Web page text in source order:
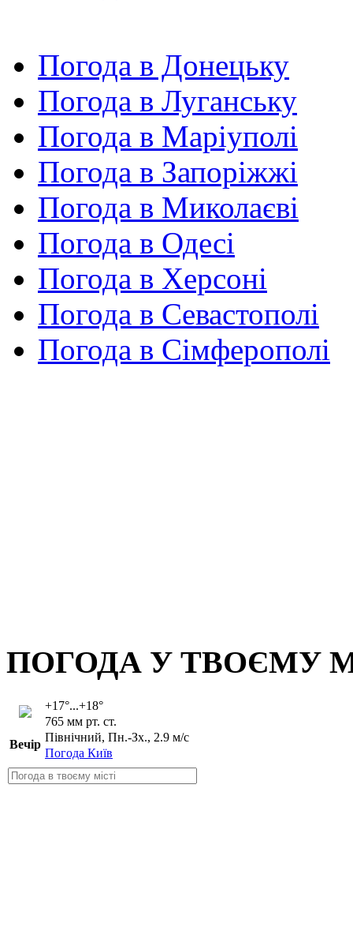
Погода в Донецьку
Погода в Луганську
Погода в Маріуполі
Погода в Запоріжжі
Погода в Миколаєві
Погода в Одесі
Погода в Херсоні
Погода в Севастополі
Погода в Сімферополі
ПОГОДА У ТВОЄМУ
+17°...+18°
765 мм рт. ст.
Північний, Пн.-Зх., 2.9 м/с
Погода Київ
Вечір